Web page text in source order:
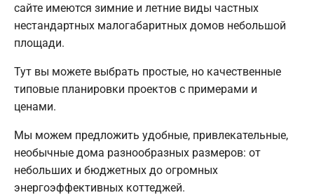
сайте имеются зимние и летние виды частных
нестандартных малогабаритных домов небольшой
площади.
Тут вы можете выбрать простые, но качественные
типовые планировки проектов с примерами и
ценами.
Мы можем предложить удобные, привлекательные,
необычные дома разнообразных размеров: от
небольших и бюджетных до огромных
энергоэффективных коттеджей.